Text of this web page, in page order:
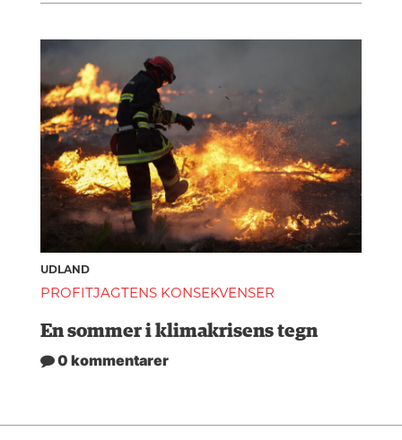
UDLAND
PROFITJAGTENS KONSEKVENSER
En sommer i klimakrisens tegn
0 kommentarer